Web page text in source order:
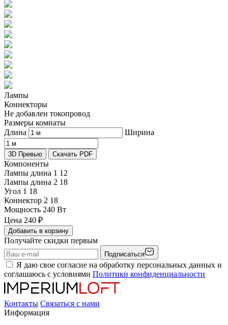
Лампы
Коннекторы
Не добавлен токопровод
Размеры комнаты
Длина
Ширина
3D Превью Скачать PDF
Компоненты
Лампы длина 1 12
Лампы длина 2 18
Угол 1 18
Коннектор 2 18
Мощность 240 Вт
Цена 240 ₽
Добавить в корзину
Получайте скидки первым
Подписаться
Я даю свое согласие на обработку персональных данных и
соглашаюсь с условиями Политики конфиденциальности
Контакты Связаться с нами
Информация